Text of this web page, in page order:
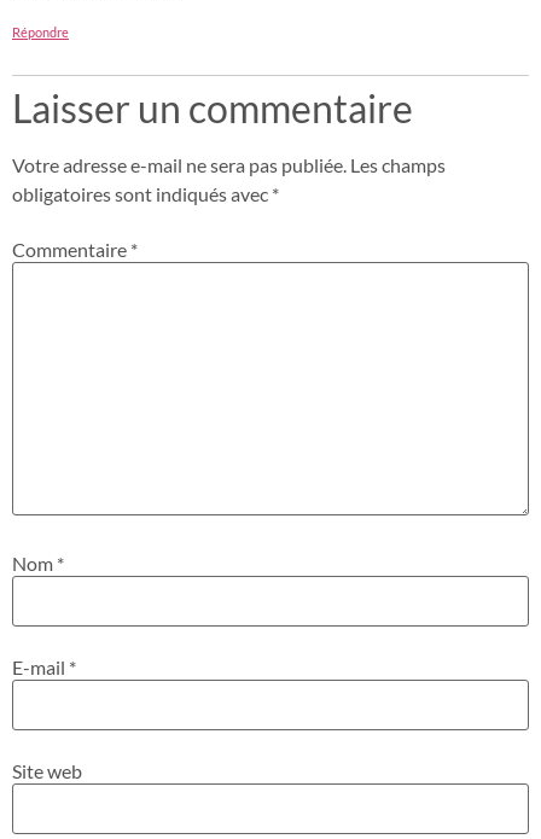
Répondre
Laisser un commentaire
Votre adresse e-mail ne sera pas publiée. Les champs
obligatoires sont indiqués avec *
Commentaire *
Nom *
E-mail *
Site web